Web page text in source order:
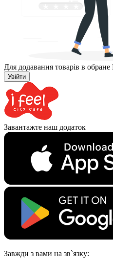
Для додавання товарів в
Увійти
Завантажте наш додаток
Завжди з вами на зв`язку: